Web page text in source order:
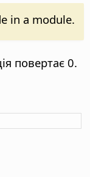
in a module.
повертає 0.